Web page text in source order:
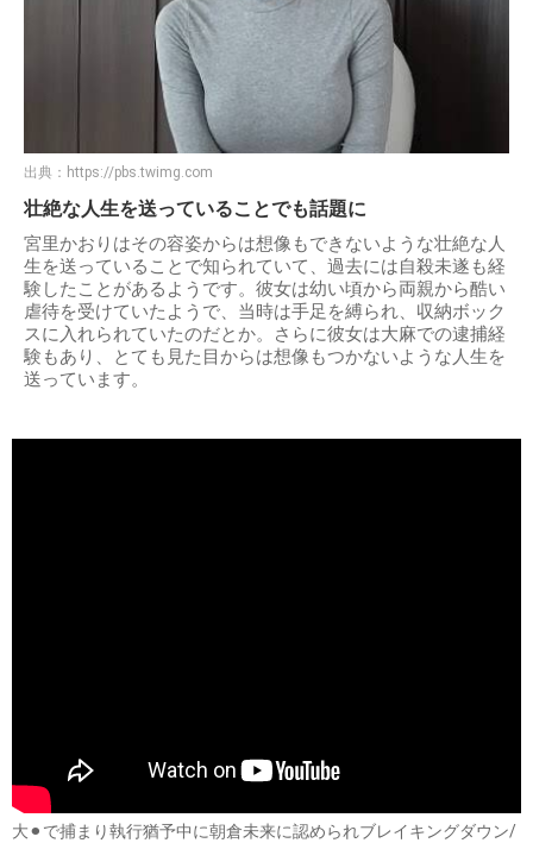
出典： https://pbs.twimg.com
壮絶な人生を送っていることでも話題に
宮里かおりはその容姿からは想像もできないような壮絶な人
生を送っていることで知られていて、過去には自殺未遂も経
験したことがあるようです。彼女は幼い頃から両親から酷い
虐待を受けていたようで、当時は手足を縛られ、収納ボック
スに入れられていたのだとか。さらに彼女は大麻での逮捕経
験もあり、とても見た目からは想像もつかないような人生を
送っています。
大⚫︎で捕まり執行猶予中に朝倉未来に認められブレイキングダウン/